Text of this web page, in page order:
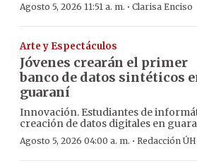
Agosto 5, 2026 11:51 a. m. · Clarisa Enciso
Arte y Espectáculos
Jóvenes crearán el primer
banco de datos sintéticos
guaraní
Innovación. Estudiantes de
creación de datos digitales en
Agosto 5, 2026 04:00 a. m. · Redacción ÚH